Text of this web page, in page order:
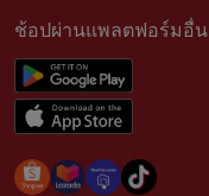
ช้อปผ่านแพลตฟอร์มอื่น